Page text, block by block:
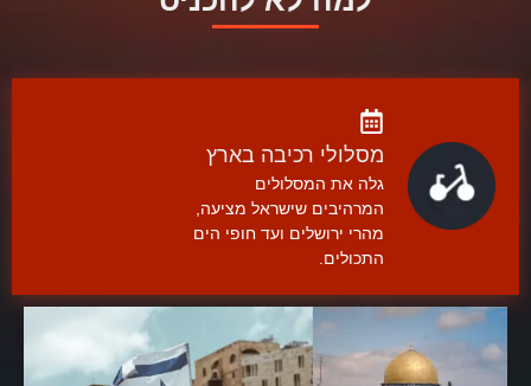
מסלולי רכיבה בארץ
גלה את המסלולים
המרהיבים שישראל מציעה,
מהרי ירושלים ועד חופי הים
התכולים.